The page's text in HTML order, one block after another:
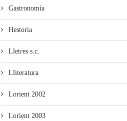
Gastronomía
Hestoria
Lletres s.c.
Lliteratura
Lorient 2002
Lorient 2003